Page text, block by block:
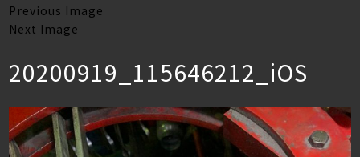
Previous Image
Next Image
20200919_115646212_iOS